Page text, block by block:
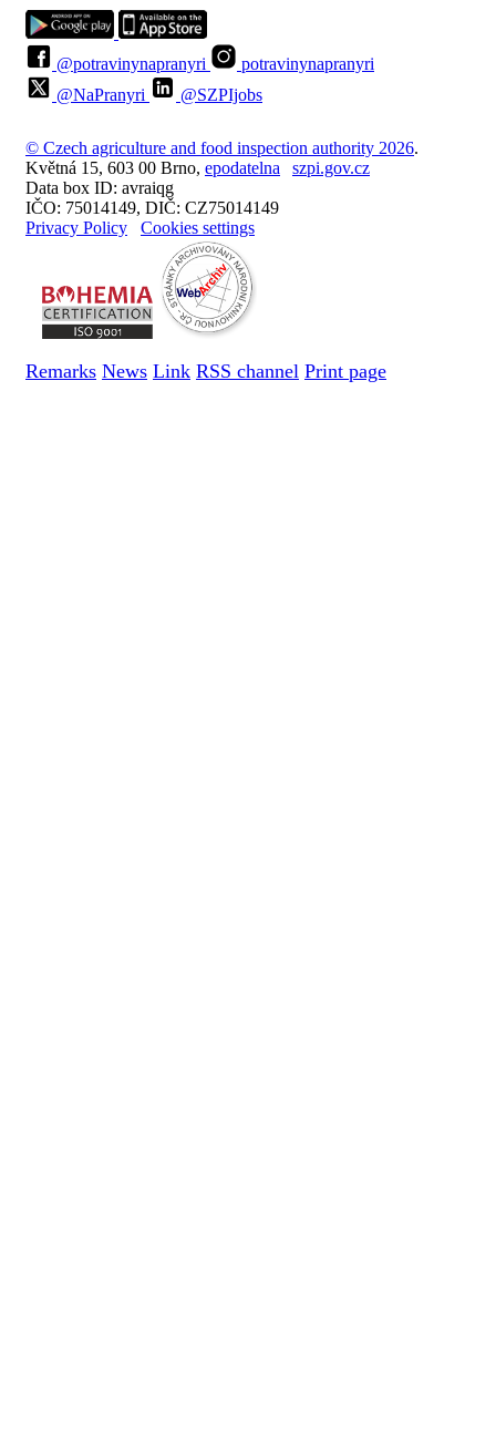
@potravinynapranyri
potravinynapranyri
@NaPranyri
@SZPIjobs
© Czech agriculture and food inspection authority 2026.
Květná 15, 603 00 Brno, epodatelna
szpi.gov.cz
Data box ID: avraiqg
IČO: 75014149, DIČ: CZ75014149
Privacy Policy
Cookies settings
Remarks News Link RSS channel Print page